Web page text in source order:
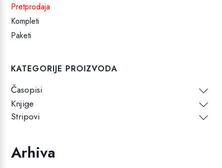
Pretprodaja
Kompleti
Paketi
KATEGORIJE PROIZVODA
Časopisi
Knjige
Stripovi
Arhiva